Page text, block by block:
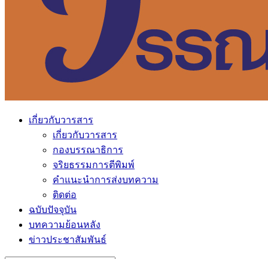
เกี่ยวกับวารสาร
เกี่ยวกับวารสาร
กองบรรณาธิการ
จริยธรรมการตีพิมพ์
คำแนะนำการส่งบทความ
ติดต่อ
ฉบับปัจจุบัน
บทความย้อนหลัง
ข่าวประชาสัมพันธ์